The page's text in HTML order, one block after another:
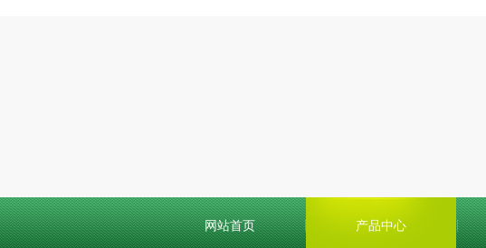
网站首页 产品中心